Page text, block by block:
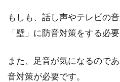
選ぶのが
敗しない
クロスをい
もしも、話し声やテレビの
「壁」に防音対策をする必
また、足音が気になるので
音対策が必要です。